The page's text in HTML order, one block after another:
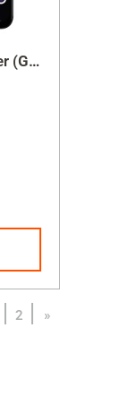
Gigaset Total Clear Cover (GS5 / GS5 PRO SE)
2 »